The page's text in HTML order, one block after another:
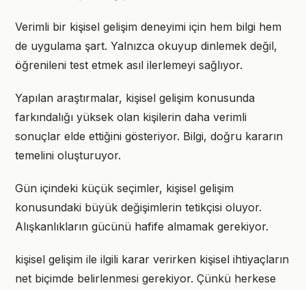
Verimli bir kişisel gelişim deneyimi için hem bilgi hem
de uygulama şart. Yalnızca okuyup dinlemek değil,
öğrenileni test etmek asıl ilerlemeyi sağlıyor.
Yapılan araştırmalar, kişisel gelişim konusunda
farkındalığı yüksek olan kişilerin daha verimli
sonuçlar elde ettiğini gösteriyor. Bilgi, doğru kararın
temelini oluşturuyor.
Gün içindeki küçük seçimler, kişisel gelişim
konusundaki büyük değişimlerin tetikçisi oluyor.
Alışkanlıkların gücünü hafife almamak gerekiyor.
kişisel gelişim ile ilgili karar verirken kişisel ihtiyaçların
net biçimde belirlenmesi gerekiyor. Çünkü herkese